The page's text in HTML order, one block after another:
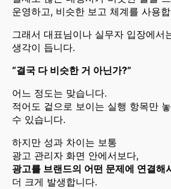
운영하고, 비슷한 보고 체계를 사용
그래서 대표님이나 실무자 입장에서
생각이 듭니다.
“결국 다 비슷한 거 아닌가?”
어느 정도는 맞습니다.
적어도 겉으로 보이는 실행 항목만
수 있습니다.
하지만 성과 차이는 보통
광고 관리자 화면 안에서보다,
광고를 브랜드의 어떤 문제에 연결해
더 크게 발생합니다.